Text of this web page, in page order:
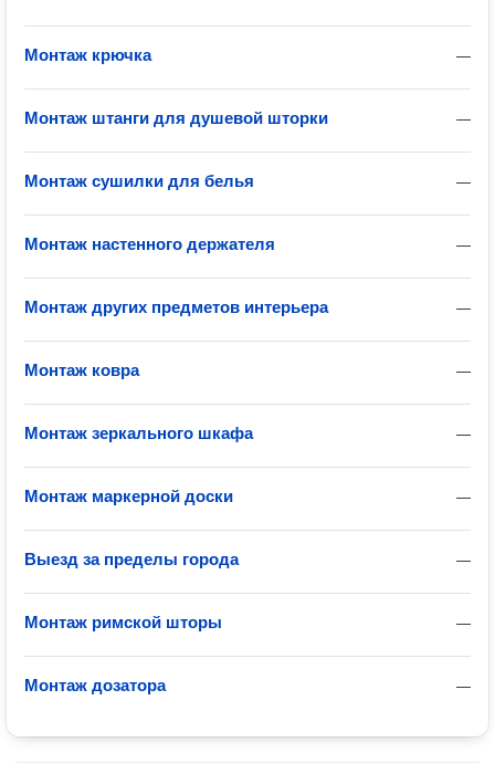
—
Монтаж крючка
—
Монтаж штанги для душевой шторки
—
Монтаж сушилки для белья
—
Монтаж настенного держателя
—
Монтаж других предметов интерьера
—
Монтаж ковра
—
Монтаж зеркального шкафа
—
Монтаж маркерной доски
—
Выезд за пределы города
—
Монтаж римской шторы
—
Монтаж дозатора